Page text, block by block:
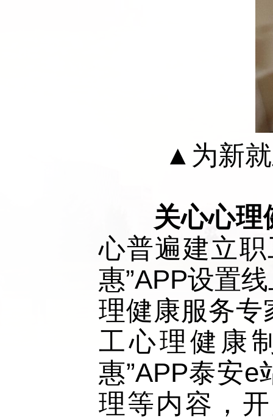
▲为新就
关心心理
心普遍建立
惠”APP设置
理健康服务专
工心理健康
惠”APP泰安
理等内容，